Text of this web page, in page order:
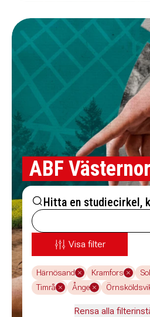
ABF
Hitta en studiecirkel,
Visa filter
Härnösand Kramfors
Timrå
Ånge
Rensa alla